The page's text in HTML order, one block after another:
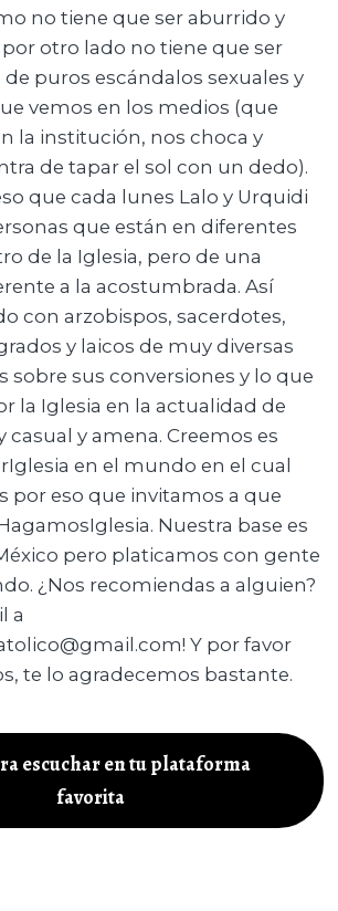
no tiene que ser aburrido y
otro lado no tiene que ser
puros escándalos sexuales y
vemos en los medios (que
la institución, nos choca y
de tapar el sol con un dedo).
que cada lunes Lalo y Urquidi
que están en diferentes
de la Iglesia, pero de una
a la acostumbrada. Así
con arzobispos, sacerdotes,
y laicos de muy diversas
sobre sus conversiones y lo que
la Iglesia en la actualidad de
y amena. Creemos es
en el mundo en el cual
por eso que invitamos a que
Nuestra base es
pero platicamos con gente
¿Nos recomiendas a alguien?
a
Y por favor
te lo agradecemos bastante.
escuchar en tu plataforma
favorita